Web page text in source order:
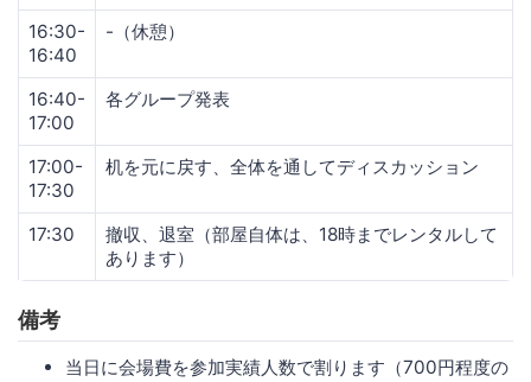
16:30-
16:40
-（休憩）
16:40-
17:00
各グループ発表
17:00-
17:30
机を元に戻す、全体を通してディスカッション
17:30
撤収、退室（部屋自体は、18時までレンタルして
あります）
備考
当日に会場費を参加実績人数で割ります（700円程度の